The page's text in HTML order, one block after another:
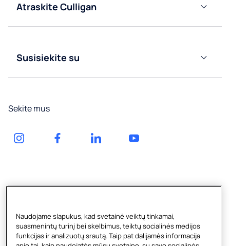
vandens
dalytuvai
tiekimas
aparatai
dalytuvai
Prie
prijungiami
vandens
aparatai
pompos
tiekimas
buteliuose
Atraskite Culligan
Apie
Susisiekite su
Paslauga
pasiūlymą
Kliento
erdvė
Sekite mus
Naudojame slapukus, kad svetainė veiktų tinkamai,
suasmenintų turinį bei skelbimus, teiktų socialinės medijos
funkcijas ir analizuotų srautą. Taip pat dalijamės informacija